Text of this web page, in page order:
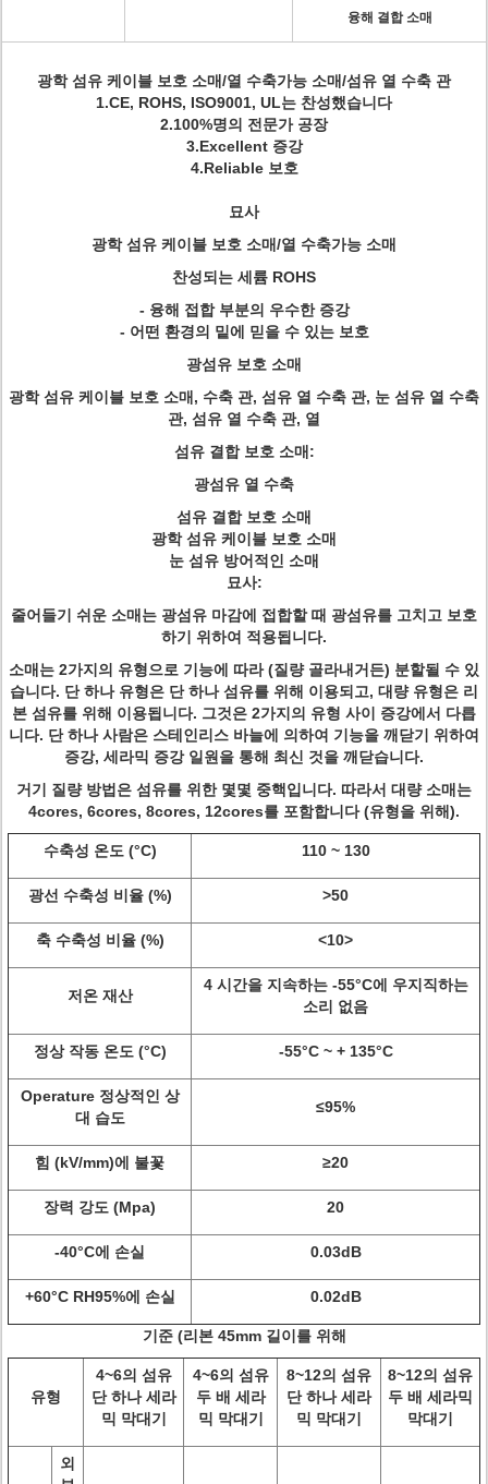
융해 결합 소매
광학 섬유 케이블 보호 소매/열 수축가능 소매/섬유 열 수축 관
1.CE, ROHS, ISO9001, UL는 찬성했습니다
2.100%명의 전문가 공장
3.Excellent 증강
4.Reliable 보호
묘사
광학 섬유 케이블 보호 소매/열 수축가능 소매
찬성되는 세륨 ROHS
- 융해 접합 부분의 우수한 증강
- 어떤 환경의 밑에 믿을 수 있는 보호
광섬유 보호 소매
광학 섬유 케이블 보호 소매, 수축 관, 섬유 열 수축 관, 눈 섬유 열 수축
관, 섬유 열 수축 관, 열
섬유 결합 보호 소매:
광섬유 열 수축
섬유 결합 보호 소매
광학 섬유 케이블 보호 소매
눈 섬유 방어적인 소매
묘사:
줄어들기 쉬운 소매는 광섬유 마감에 접합할 때 광섬유를 고치고 보호
하기 위하여 적용됩니다.
소매는 2가지의 유형으로 기능에 따라 (질량 골라내거든) 분할될 수 있
습니다. 단 하나 유형은 단 하나 섬유를 위해 이용되고, 대량 유형은 리
본 섬유를 위해 이용됩니다. 그것은 2가지의 유형 사이 증강에서 다릅
니다. 단 하나 사람은 스테인리스 바늘에 의하여 기능을 깨닫기 위하여
증강, 세라믹 증강 일원을 통해 최신 것을 깨닫습니다.
거기 질량 방법은 섬유를 위한 몇몇 중핵입니다. 따라서 대량 소매는
4cores, 6cores, 8cores, 12cores를 포함합니다 (유형을 위해).
수축성 온도 (°C) 110 ~ 130
광선 수축성 비율 (%) >50
축 수축성 비율 (%) <10>
저온 재산
4 시간을 지속하는 -55°C에 우지직하는
소리 없음
정상 작동 온도 (°C) -55°C ~ + 135°C
Operature 정상적인 상
대 습도
≤95%
힘 (kV/mm)에 불꽃 ≥20
장력 강도 (Mpa) 20
-40°C에 손실 0.03dB
+60°C RH95%에 손실 0.02dB
기준 (리본 45mm 길이를 위해
유형
4~6의 섬유
단 하나 세라
믹 막대기
4~6의 섬유
두 배 세라
믹 막대기
8~12의 섬유
단 하나 세라
믹 막대기
8~12의 섬유
두 배 세라믹
막대기
외